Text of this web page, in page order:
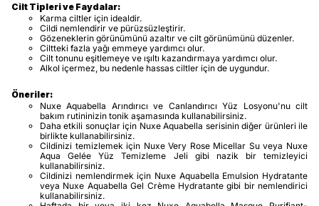
Cilt Tipleri ve Faydalar:
Karma ciltler için idealdir.
Cildi nemlendirir ve pürüzsüzleştirir.
Gözeneklerin görünümünü azaltır ve cilt görünümünü düzenler.
Ciltteki fazla yağı emmeye yardımcı olur.
Cilt tonunu eşitlemeye ve ışıltı kazandırmaya yardımcı olur.
Alkol içermez, bu nedenle hassas ciltler için de uygundur.
Öneriler:
Nuxe Aquabella Arındırıcı ve Canlandırıcı Yüz Losyonu'nu cilt
bakım rutininizin tonik aşamasında kullanabilirsiniz.
Daha etkili sonuçlar için Nuxe Aquabella serisinin diğer ürünleri ile
birlikte kullanabilirsiniz.
Cildinizi temizlemek için Nuxe Very Rose Micellar Su veya Nuxe
Aqua Gelée Yüz Temizleme Jeli gibi nazik bir temizleyici
kullanabilirsiniz.
Cildinizi nemlendirmek için Nuxe Aquabella Emulsion Hydratante
veya Nuxe Aquabella Gel Crème Hydratante gibi bir nemlendirici
kullanabilirsiniz.